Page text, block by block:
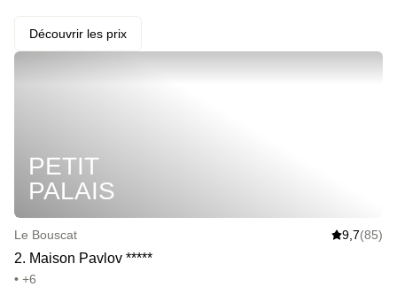
même mieux non ? _(en add-on)_ · Se cacher sous la couette et
embarquer pour la meilleure nuit de sa vie · Ne pas rendre la
Découvrir les prix
PETIT
PALAIS
Le Bouscat 9,7(85)
2. Maison Pavlov *****
• +6